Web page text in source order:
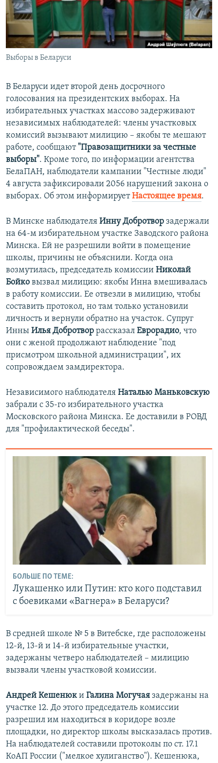
ПОБЕДИТЕЛЕЙ НЕ СУДЯТ?
КРЫМ.НЕПОКОРЕННЫЙ
ELIFBE
УКРАИНСКАЯ ПРОБЛЕМА КРЫМА
ПРИСОЕДИНЯЙТЕСЬ!
Выборы в Беларуси
В Беларуси идет второй день досрочного
голосования на президентских выборах. На
избирательных участках массово задерживают
независимых наблюдателей: члены участковых
комиссий вызывают милицию – якобы те мешают
работе, сообщают "Правозащитники за честные
выборы". Кроме того, по информации агентства
БелаПАН, наблюдатели кампании "Честные люди"
4 августа зафиксировали 2056 нарушений закона о
выборах. Об этом информируетНастоящее время.
В Минске наблюдателя Инну Добротвор задержали
на 64-м избирательном участке Заводского района
Минска. Ей не разрешили войти в помещение
школы, причины не объяснили. Когда она
возмутилась, председатель комиссии Николай
Бойко вызвал милицию: якобы Инна вмешивалась
в работу комиссии. Ее отвезли в милицию, чтобы
составить протокол, но там только установили
личность и вернули обратно на участок. Супруг
Инны Илья Добротвор рассказал Еврорадио, что
они с женой продолжают наблюдение "под
присмотром школьной администрации", их
сопровождаем замдиректора.
Независимого наблюдателя Наталью Маньковскую
забрали с 35-го избирательного участка
Московского района Минска. Ее доставили в РОВД
для "профилактической беседы".
БОЛЬШЕ ПО ТЕМЕ:
Лукашенко или Путин: кто кого подставил
с боевиками «Вагнера» в Беларуси?
В средней школе № 5 в Витебске, где расположены
12-й, 13-й и 14-й избирательные участки,
задержаны четверо наблюдателей – милицию
вызвали члены участковой комиссии.
Андрей Кешенюки Галина Могучая задержаны на
участке 12. До этого председатель комиссии
разрешил им находиться в коридоре возле
площадки, но директор школы высказалась против.
На наблюдателей составили протоколы по ст. 17.1
КоАП России ("мелкое хулиганство"). Кешенюка,